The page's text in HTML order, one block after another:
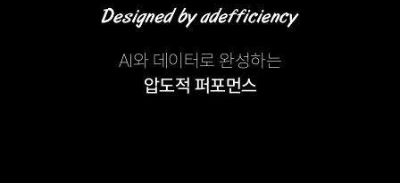
AI와 데이터로 완성하는
압도적 퍼포먼스